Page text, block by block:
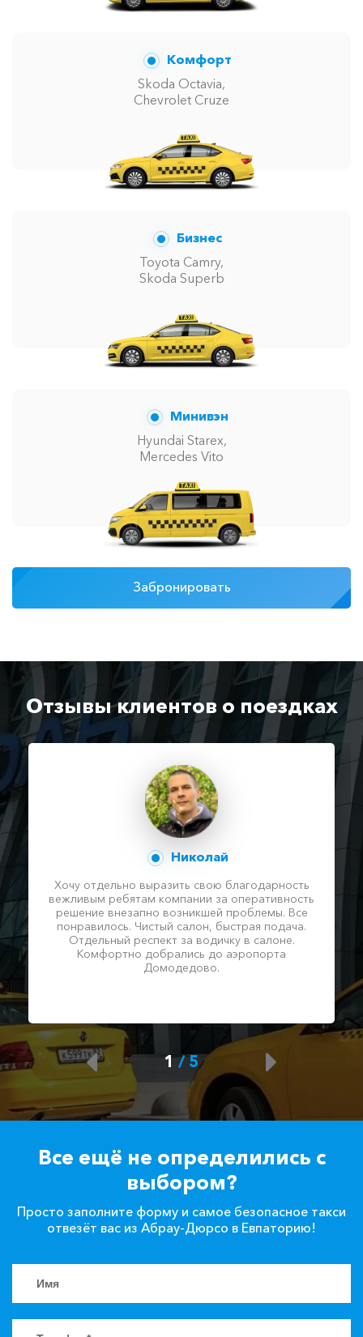
Комфорт
Skoda Octavia,
Chevrolet Cruze
Бизнес
Toyota Camry,
Skoda Superb
Минивэн
Hyundai Starex,
Mercedes Vito
Забронировать
Отзывы клиентов о поездках
Николай
Хочу отдельно выразить свою благодарность
вежливым ребятам компании за оперативность
решение внезапно возникшей проблемы. Все
понравилось. Чистый салон, быстрая подача.
Отдельный респект за водичку в салоне.
Комфортно добрались до аэропорта
Домодедово.
1/ 5
Все ещё не определились с
выбором?
Просто заполните форму и самое безопасное такси
отвезёт вас из Абрау-Дюрсо в Евпаторию!